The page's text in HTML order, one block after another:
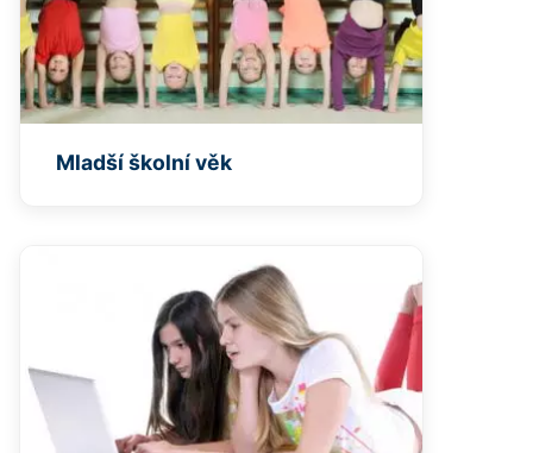
Mladší školní věk